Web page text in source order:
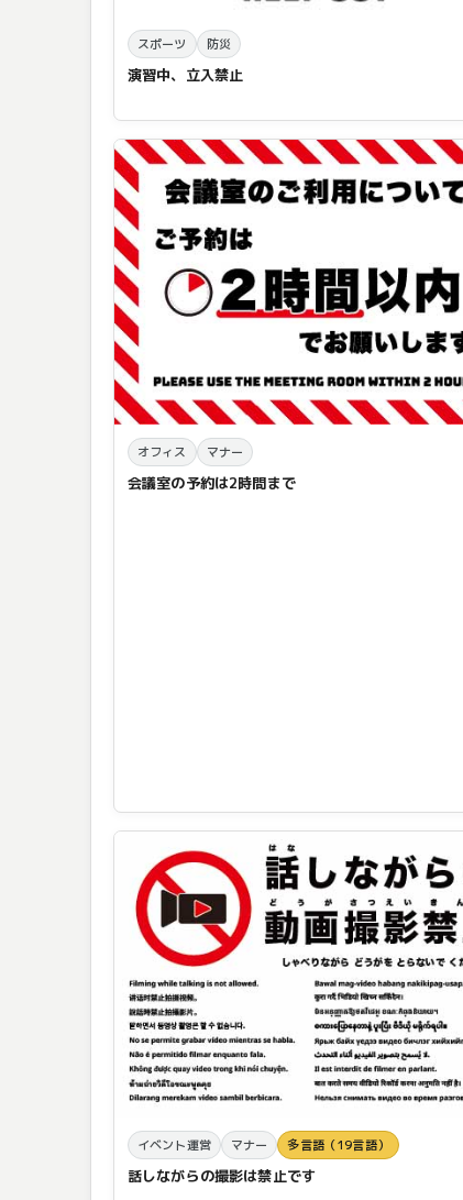
スポーツ 防災
演習中、立入禁止
オフィス マナー
会議室の予約は2時間まで
イベント運営 マナー 多言語（19言語）
話しながらの撮影は禁止です